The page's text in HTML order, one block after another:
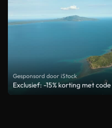
Gesponsord door iStock
Exclusief: -15% korting met code